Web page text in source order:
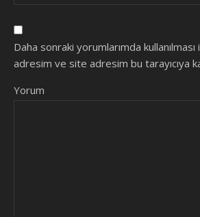
Daha sonraki yorumlarımda
adresim ve site adresim bu tarayıcıya
Yorum